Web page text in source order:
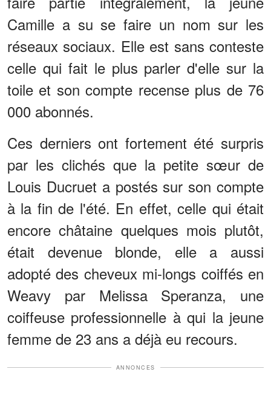
Camille a su se faire un nom sur les
réseaux sociaux. Elle est sans conteste
celle qui fait le plus parler d'elle sur la
toile et son compte recense plus de 76
000 abonnés.
Ces derniers ont fortement été surpris
par les clichés que la petite sœur de
Louis Ducruet a postés sur son compte
à la fin de l'été. En effet, celle qui était
encore châtaine quelques mois plutôt,
était devenue blonde, elle a aussi
adopté des cheveux mi-longs coiffés en
Weavy par Melissa Speranza, une
coiffeuse professionnelle à qui la jeune
femme de 23 ans a déjà eu recours.
ANNONCES